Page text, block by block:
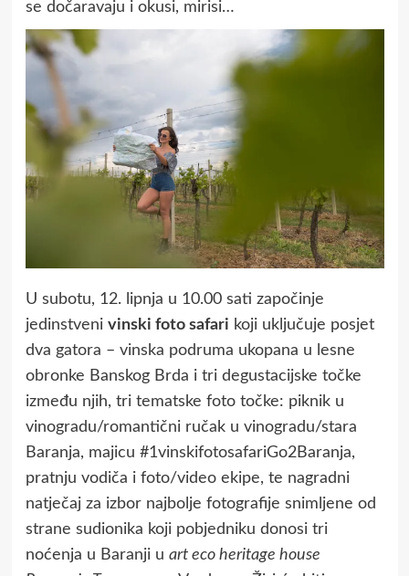
se dočaravaju i okusi, mirisi…
U subotu, 12. lipnja u 10.00 sati započinje
jedinstveni vinski foto safari koji uključuje posjet
dva gatora – vinska podruma ukopana u lesne
obronke Banskog Brda i tri degustacijske točke
između njih, tri tematske foto točke: piknik u
vinogradu/romantični ručak u vinogradu/stara
Baranja, majicu #1vinskifotosafariGo2Baranja,
pratnju vodiča i foto/video ekipe, te nagradni
natječaj za izbor najbolje fotografije snimljene od
strane sudionika koji pobjedniku donosi tri
noćenja u Baranji u art eco heritage house